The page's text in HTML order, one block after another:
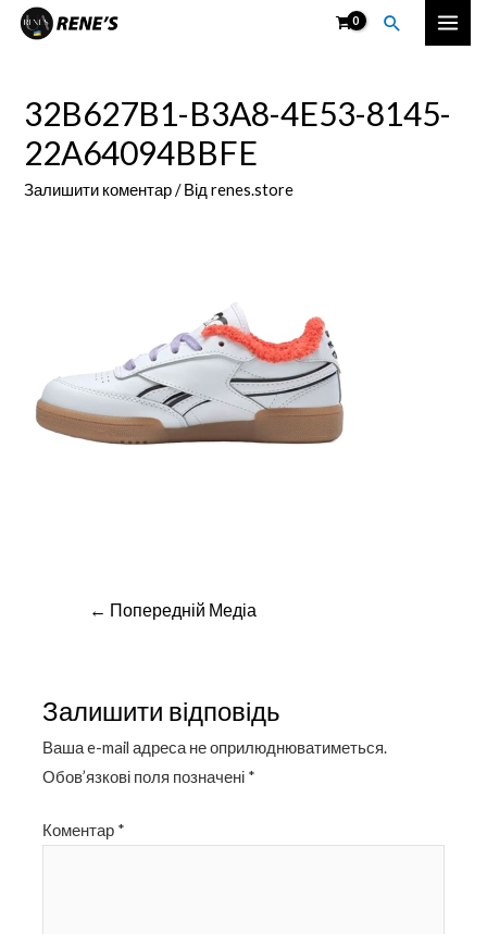
Перейти
Пошук
Main
32B627B1-B3A8-4E53-8145-
22A64094BBFE
Залишити коментар / Відrenes.store
Навігація
← Попередній Медіа
Залишити відповідь
Ваша e-mail адреса не оприлюднюватиметься.
Обов’язкові поля позначені *
Коментар *